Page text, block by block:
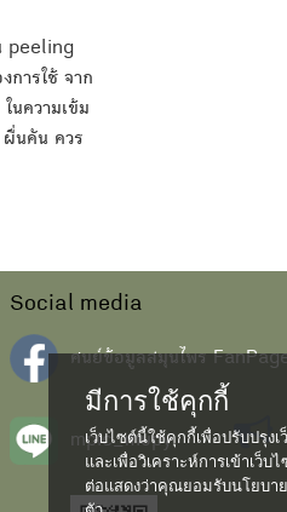
peeling
การใช้ จาก
นความเข้ม
ผื่นคัน ควร
Social media
ศนย์ข้อมูลสมุนไพร
mpic_mupy
มีการใช้คุกกี้
เว็บไซต์นี้ใช้คุกกี้เพื่อปรับปรุง
และเพื่อวิเคราะห์การเข้าเว็บ
ต่อแสดงว่าคุณยอมรับนโยบาย